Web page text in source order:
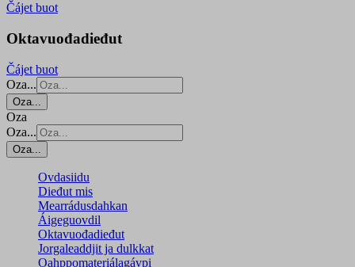
Čájet buot
Oktavuođadieđut
Čájet buot
Oza...
Oza...
Oza
Oza...
Oza...
Ovdasiidu
Dieđut mis
Mearrádusdahkan
Áigeguovdil
Oktavuođadieđut
Jorgaleaddjit ja dulkkat
Oahppomateriálagávpi